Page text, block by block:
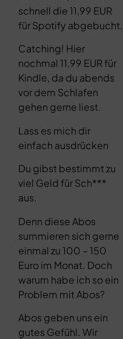
schnell die 11,99 EUR
für Spotify abgebucht.
Catching! Hier
nochmal 11,99 EUR für
Kindle, da du abends
vor dem Schlafen
gehen gerne liest.
Lass es mich dir
einfach ausdrücken
Du gibst bestimmt zu
viel Geld für Sch***
aus.
Denn diese Abos
summieren sich gerne
einmal zu 100 – 150
Euro im Monat. Doch
warum habe ich so ein
Problem mit Abos?
Abos geben uns ein
gutes Gefühl. Wir